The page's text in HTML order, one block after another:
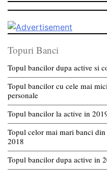
Topuri Banci
Topul bancilor dupa active si
Topul bancilor cu cele mai
personale
Topul bancilor la active in
Topul celor mai mari banci
2018
Topul bancilor dupa active in